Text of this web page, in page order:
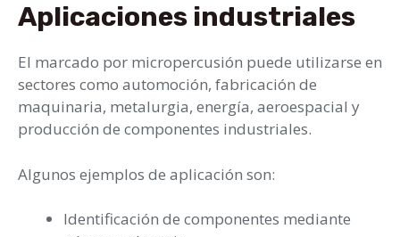
Aplicaciones industriales
El marcado por micropercusión puede utilizarse en
sectores como automoción, fabricación de
maquinaria, metalurgia, energía, aeroespacial y
producción de componentes industriales.
Algunos ejemplos de aplicación son:
Identificación de componentes mediante